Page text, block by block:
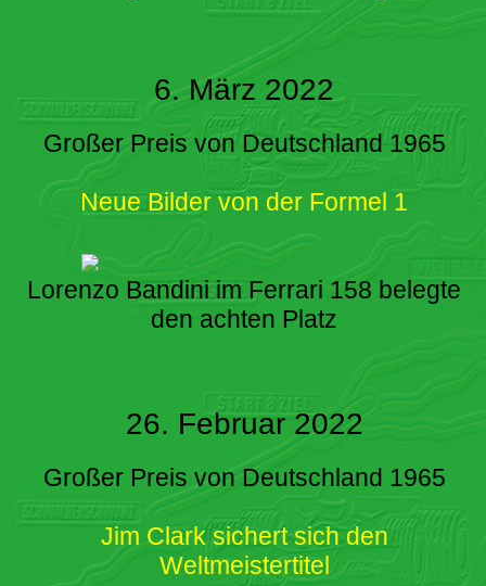
6. März 2022
Großer Preis von Deutschland 1965
Neue Bilder von der Formel 1
Lorenzo Bandini im Ferrari 158 belegte
den achten Platz
26. Februar 2022
Großer Preis von Deutschland 1965
Jim Clark sichert sich den
Weltmeistertitel